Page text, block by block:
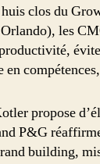
clos du
les
en
propose
P&G
building,